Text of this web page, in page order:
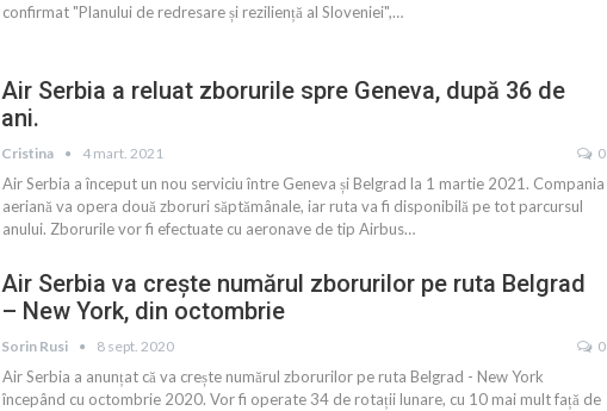
confirmat "Planului de redresare și reziliență al Sloveniei",…
Air Serbia a reluat zborurile spre Geneva, după 36 de
ani.
Cristina 4 mart. 2021 0
Air Serbia a început un nou serviciu între Geneva și Belgrad la 1 martie 2021. Compania
aeriană va opera două zboruri săptămânale, iar ruta va fi disponibilă pe tot parcursul
anului. Zborurile vor fi efectuate cu aeronave de tip Airbus…
Air Serbia va crește numărul zborurilor pe ruta Belgrad
– New York, din octombrie
Sorin Rusi 8 sept. 2020 0
Air Serbia a anunțat că va crește numărul zborurilor pe ruta Belgrad - New York
începând cu octombrie 2020. Vor fi operate 34 de rotații lunare, cu 10 mai mult față de